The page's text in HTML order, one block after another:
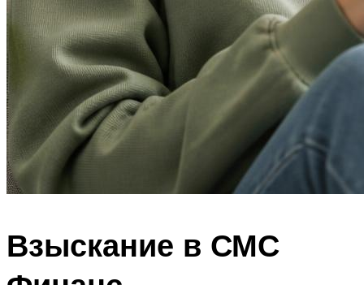
Взыскание в СМС